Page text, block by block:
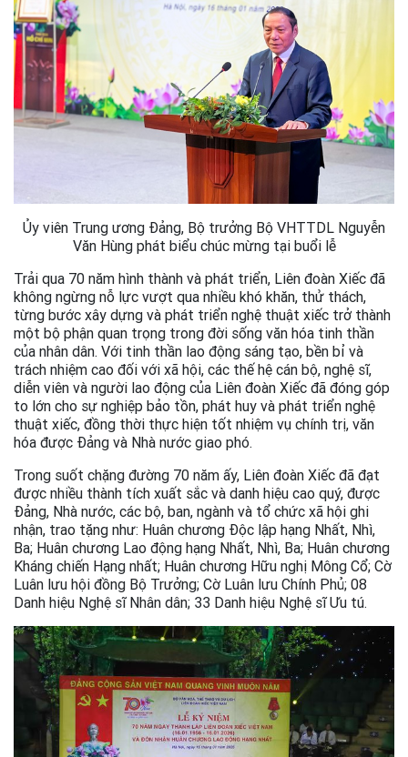
Ủy viên Trung ương Đảng, Bộ trưởng Bộ VHTTDL Nguyễn
Văn Hùng phát biểu chúc mừng tại buổi lễ
Trải qua 70 năm hình thành và phát triển, Liên đoàn Xiếc đã
không ngừng nỗ lực vượt qua nhiều khó khăn, thử thách,
từng bước xây dựng và phát triển nghệ thuật xiếc trở thành
một bộ phận quan trọng trong đời sống văn hóa tinh thần
của nhân dân. Với tinh thần lao động sáng tạo, bền bỉ và
trách nhiệm cao đối với xã hội, các thế hệ cán bộ, nghệ sĩ,
diễn viên và người lao động của Liên đoàn Xiếc đã đóng góp
to lớn cho sự nghiệp bảo tồn, phát huy và phát triển nghệ
thuật xiếc, đồng thời thực hiện tốt nhiệm vụ chính trị, văn
hóa được Đảng và Nhà nước giao phó.
Trong suốt chặng đường 70 năm ấy, Liên đoàn Xiếc đã đạt
được nhiều thành tích xuất sắc và danh hiệu cao quý, được
Đảng, Nhà nước, các bộ, ban, ngành và tổ chức xã hội ghi
nhận, trao tặng như: Huân chương Độc lập hạng Nhất, Nhì,
Ba; Huân chương Lao động hạng Nhất, Nhì, Ba; Huân chương
Kháng chiến Hạng nhất; Huân chương Hữu nghị Mông Cổ; Cờ
Luân lưu hội đồng Bộ Trưởng; Cờ Luân lưu Chính Phủ; 08
Danh hiệu Nghệ sĩ Nhân dân; 33 Danh hiệu Nghệ sĩ Ưu tú.